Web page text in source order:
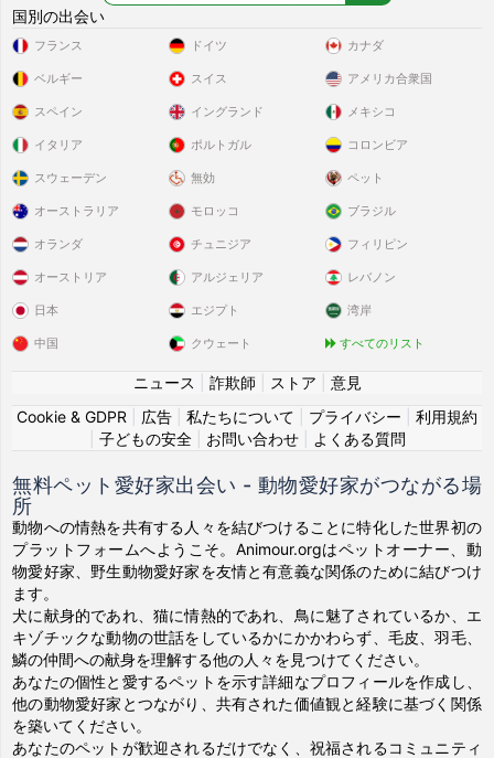
国別の出会い
フランス
ベルギー
スペイン
イタリア
スウェーデン
ドイツ
スイス
イングランド
ポルトガル
無効
カナダ
アメリカ合衆国
メキシコ
コロンビア
ペット
オーストラリア
オランダ
オーストリア
日本
中国
モロッコ
チュニジア
アルジェリア
エジプト
クウェート
ブラジル
フィリピン
レバノン
湾岸
すべてのリスト
ニュース 詐欺師 ストア
意見
Cookie & GDPR
広告 私たちについて プライバシー
利用規約
子どもの安全| お問い合わせ| よくある質問
無料ペット愛好家出会い - 動物愛好家がつながる場
所
動物への情熱を共有する人々を結びつけることに特化した世界初の
プラットフォームへようこそ。Animour.orgはペットオーナー、動
物愛好家、野生動物愛好家を友情と有意義な関係のために結びつけ
ます。
犬に献身的であれ、猫に情熱的であれ、鳥に魅了されているか、エ
キゾチックな動物の世話をしているかにかかわらず、毛皮、羽毛、
鱗の仲間への献身を理解する他の人々を見つけてください。
あなたの個性と愛するペットを示す詳細なプロフィールを作成し、
他の動物愛好家とつながり、共有された価値観と経験に基づく関係
を築いてください。
あなたのペットが歓迎されるだけでなく、祝福されるコミュニティ